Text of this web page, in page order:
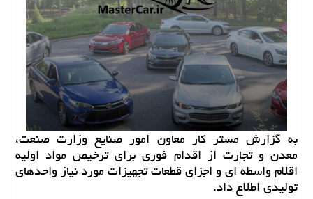
به گزارش مستر كار معاون امور صنایع وزارت صنعت،
معدن و تجارت از اقدام فوری برای ترخیص مواد اولیه
اقلام واسطه ای و اجزای قطعات تجهیزات مورد نیاز واحدهای
تولیدی اطلاع داد.